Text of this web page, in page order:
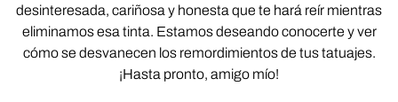
desinteresada, cariñosa y honesta que te hará reír mientras
eliminamos esa tinta. Estamos deseando conocerte y ver
cómo se desvanecen los remordimientos de tus tatuajes.
¡Hasta pronto, amigo mío!